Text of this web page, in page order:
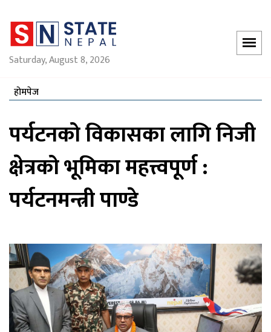
Saturday, August 8, 2026
होमपेज
पर्यटनको विकासका लागि निजी
क्षेत्रको भूमिका महत्त्वपूर्ण :
पर्यटनमन्त्री पाण्डे